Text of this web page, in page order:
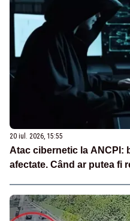
20 iul. 2026, 15:55
Atac cibernetic la ANCPI:
afectate. Când ar putea fi